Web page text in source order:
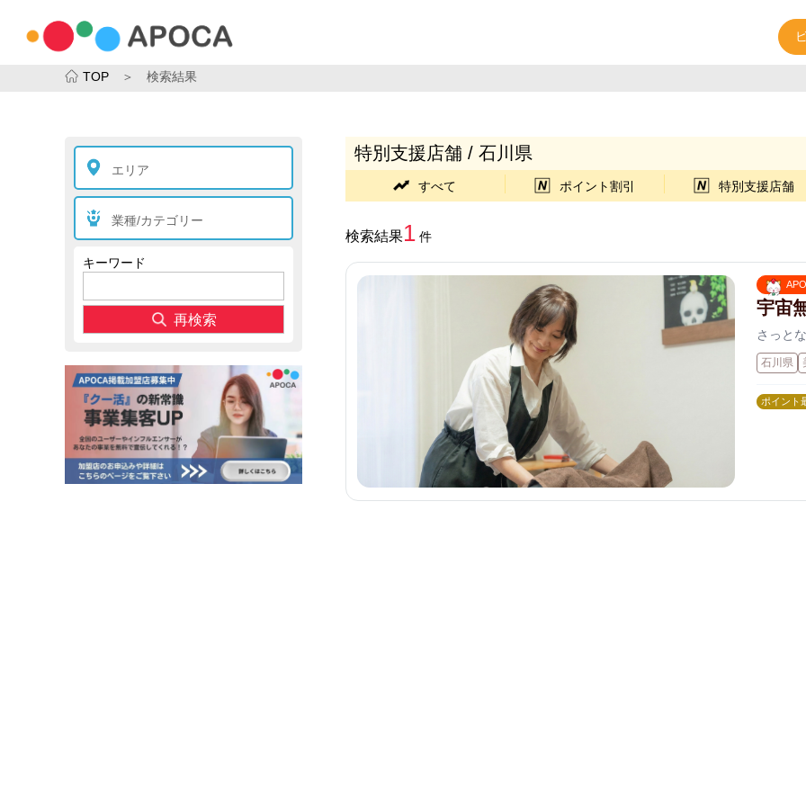
TOP ＞ 検索結果
エリア
業種/カテゴリー
キーワード
再検索
特別支援店舗 / 石川県
すべて ポイント割引 特別支援店舗
検索結果1 件
宇宙
さっと
石川県
ポイント